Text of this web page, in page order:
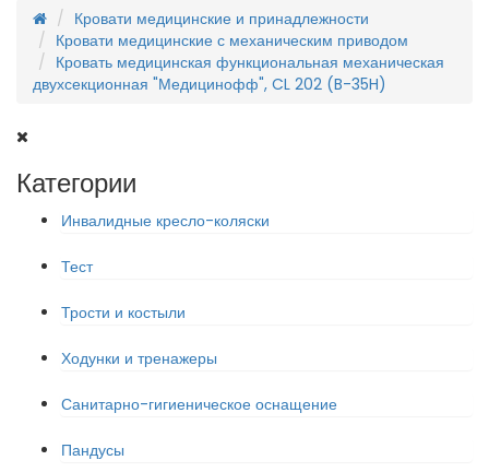
Кровати медицинские и принадлежности
Кровати медицинские с механическим приводом
Кровать медицинская функциональная механическая
двухсекционная "Медицинофф", CL 202 (B-35H)
Категории
Инвалидные кресло-коляски
Тест
Трости и костыли
Ходунки и тренажеры
Санитарно-гигиеническое оснащение
Пандусы